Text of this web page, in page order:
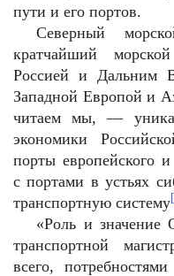
пути и его портов.
Северный
кратчайший
Россией и Дальним
Западной Европой и
читаем мы, —
экономики
порты европейского
с портами в устьях
транспортную систему
«Роль и значение
транспортной
всего,